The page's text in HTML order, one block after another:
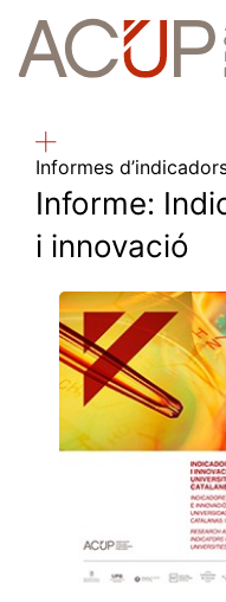
Informes
Informe:
i innovació